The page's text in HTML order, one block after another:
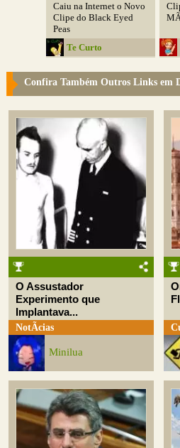
Caiu na Internet o Novo
Clipe do Black Eyed
Peas
Te Curto
Confira Também Outros Links em
O Assustador
Experimento que
Implantava...
NotÃ­cias
Minilua